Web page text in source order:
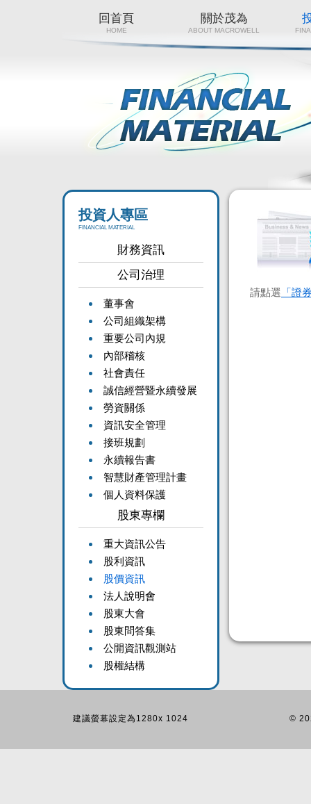
回首頁
HOME
關於茂為
ABOUT MACROWELL
投資人專區
FINANCIAL MATERIAL
財務資訊
公司治理
董事會
公司組織架構
重要公司內規
內部稽核
社會責任
誠信經營暨永續發展
勞資關係
資訊安全管理
接班規劃
永續報告書
智慧財產管理計畫
個人資料保護
股東專欄
重大資訊公告
股利資訊
股價資訊
法人說明會
股東大會
股東問答集
公開資訊觀測站
股權結構
請點選 「證
建議螢幕設定為1280x 1024 ©